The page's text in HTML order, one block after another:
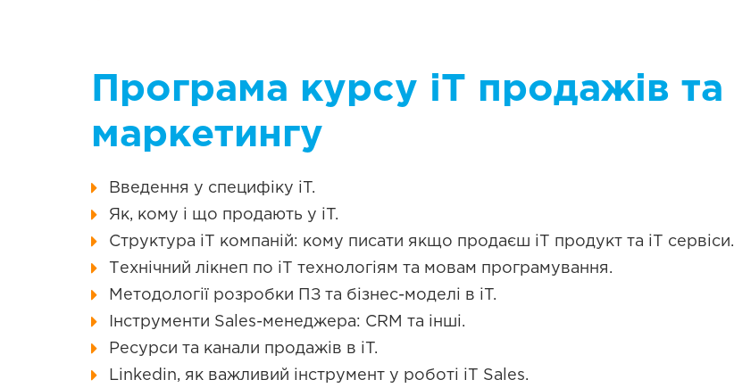
Програма курсу iT продажів та
маркетингу
Введення у специфіку iT.
Як, кому і що продають у iT.
Структура iT компаній: кому писати якщо продаєш iT продукт та iT сервіси.
Технічний лікнеп по iT технологіям та мовам програмування.
Методології розробки ПЗ та бізнес-моделі в iT.
Інструменти Sales-менеджера: CRM та інші.
Ресурси та канали продажів в iT.
Linkedin, як важливий інструмент у роботі iT Sales.